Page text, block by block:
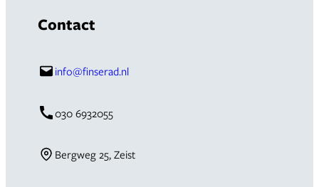
Contact
info@finserad.nl
030 6932055
Bergweg 25, Zeist